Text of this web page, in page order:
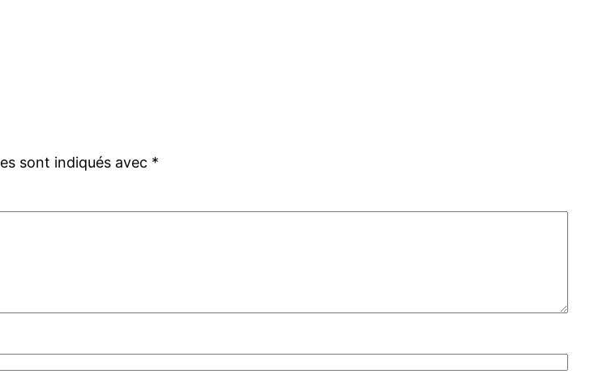
sont indiqués avec *